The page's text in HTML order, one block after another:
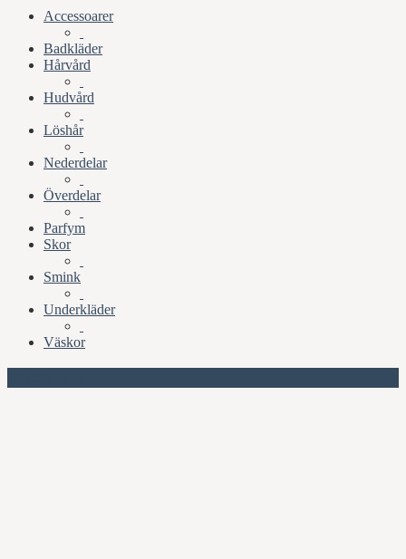
Accessoarer
Badkläder
Hårvård
Hudvård
Löshår
Nederdelar
Överdelar
Parfym
Skor
Smink
Underkläder
Väskor